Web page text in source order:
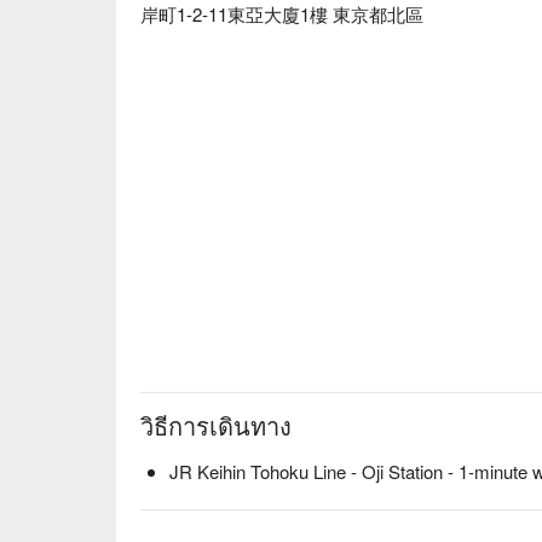
岸町1-2-11東亞大廈1樓 東京都北區
วิธีการเดินทาง
JR Keihin Tohoku Line - Oji Station - 1-minute